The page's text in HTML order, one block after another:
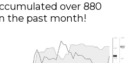
over 880
the past month!